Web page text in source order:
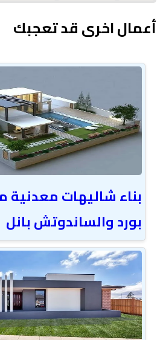
أعمال اخرى قد تعجبك
بناء شاليهات معدنية
بورد والساندوتش بانل